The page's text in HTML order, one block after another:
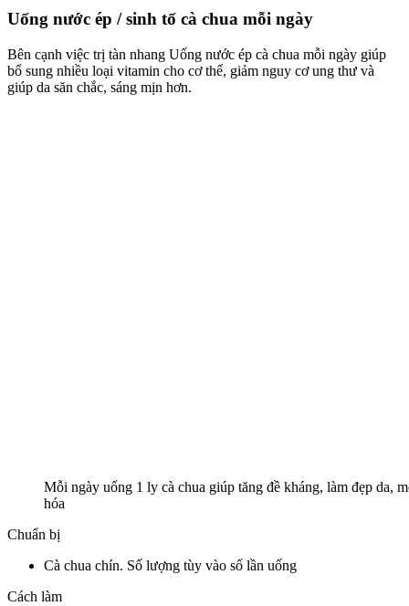
Uống nước ép / sinh tố cà chua mỗi ngày
Bên cạnh việc trị tàn nhang Uống nước ép cà chua mỗi ngày giúp
bổ sung nhiều loại vitamin cho cơ thể, giảm nguy cơ ung thư và
giúp da săn chắc, sáng mịn hơn.
Mỗi ngày uống 1 ly cà chua giúp tăng đề kháng, làm đẹp da,
hóa
Chuẩn bị
Cà chua chín. Số lượng tùy vào số lần uống
Cách làm